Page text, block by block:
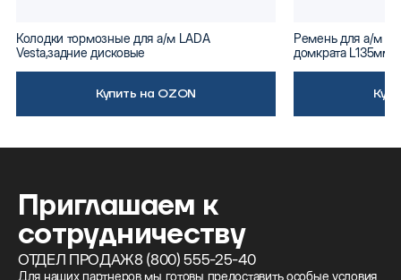
Колодки тормозные для а/м LADA
Vesta,задние дисковые
Купить на OZON
Ремень для а/м
домкрата L135мм
Приглашаем к
сотрудничеству
ОТДЕЛ ПРОДАЖ8 (800) 555-25-40
Для наших партнеров мы готовы предоставить особые условия